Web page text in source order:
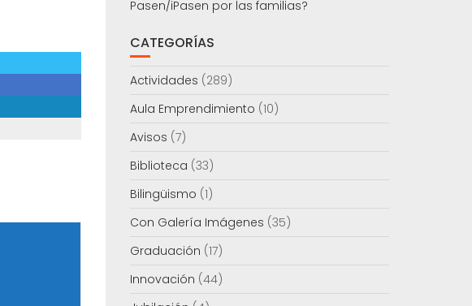
Pasen/iPasen por las familias?
CATEGORÍAS
Actividades (289)
Aula Emprendimiento (10)
Avisos (7)
Biblioteca (33)
Bilingüismo (1)
Con Galería Imágenes (35)
Graduación (17)
Innovación (44)